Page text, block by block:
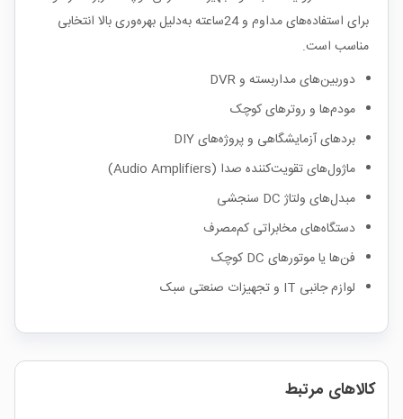
برای استفاده‌های مداوم و 24ساعته به‌دلیل بهره‌وری بالا انتخابی
مناسب است.
دوربین‌های مداربسته و DVR
مودم‌ها و روترهای کوچک
بردهای آزمایشگاهی و پروژه‌های DIY
ماژول‌های تقویت‌کننده صدا (Audio Amplifiers)
مبدل‌های ولتاژ DC سنجشی
دستگاه‌های مخابراتی کم‌مصرف
فن‌ها یا موتورهای DC کوچک
لوازم جانبی IT و تجهیزات صنعتی سبک
کالاهای مرتبط